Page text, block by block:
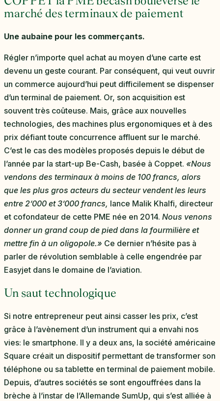
marché des terminaux de paiement
Une aubaine pour les commerçants.
Régler n’importe quel achat au moyen d’une carte est
devenu un geste courant. Par conséquent, qui veut ouvrir
un commerce aujourd’hui peut difficilement se dispenser
d’un terminal de paiement. Or, son acquisition est
souvent très coûteuse. Mais, grâce aux nouvelles
technologies, des machines plus ergonomiques et à des
prix défiant toute concurrence affluent sur le marché.
C’est le cas des modèles proposés depuis le début de
l’année par la start-up Be-Cash, basée à Coppet. «Nous
vendons des terminaux à moins de 100 francs, alors
que les plus gros acteurs du secteur vendent les leurs
entre 2’000 et 3’000 francs, lance Malik Khalfi, directeur
et cofondateur de cette PME née en 2014. Nous venons
donner un grand coup de pied dans la fourmilière et
mettre fin à un oligopole.» Ce dernier n’hésite pas à
parler de révolution semblable à celle engendrée par
Easyjet dans le domaine de l’aviation.
Un saut technologique
Si notre entrepreneur peut ainsi casser les prix, c’est
grâce à l’avènement d’un instrument qui a envahi nos
vies: le smartphone. Il y a deux ans, la société américaine
Square créait un dispositif permettant de transformer son
téléphone ou sa tablette en terminal de paiement mobile.
Depuis, d’autres sociétés se sont engouffrées dans la
brèche à l’instar de l’Allemande SumUp, qui s’est alliée à